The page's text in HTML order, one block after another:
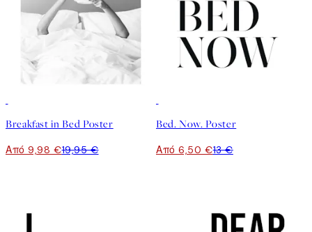
Breakfast in Bed Poster
Από 9,98 €19,95 €
Bed. Now. Poster
Από 6,50 €13 €